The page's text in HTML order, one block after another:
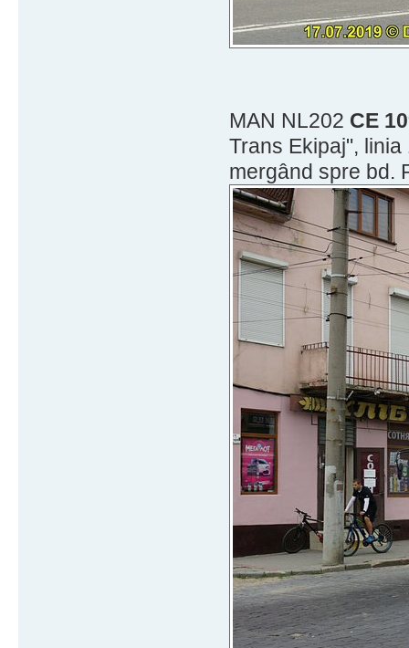
MAN NL202 CE
Trans Ekipaj",
mergând spre bd.